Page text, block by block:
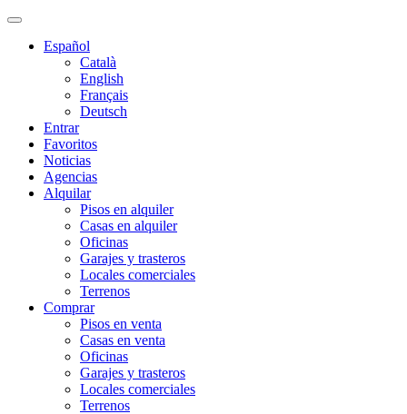
Español
Català
English
Français
Deutsch
Entrar
Favoritos
Noticias
Agencias
Alquilar
Pisos en alquiler
Casas en alquiler
Oficinas
Garajes y trasteros
Locales comerciales
Terrenos
Comprar
Pisos en venta
Casas en venta
Oficinas
Garajes y trasteros
Locales comerciales
Terrenos